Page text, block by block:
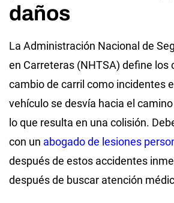
daños
La Administración Nacional de
en Carreteras (NHTSA) define los
cambio de carril como incidentes
vehículo se desvía hacia el
lo que resulta en una colisión.
con un abogado de lesiones
después de estos accidentes
después de buscar atención